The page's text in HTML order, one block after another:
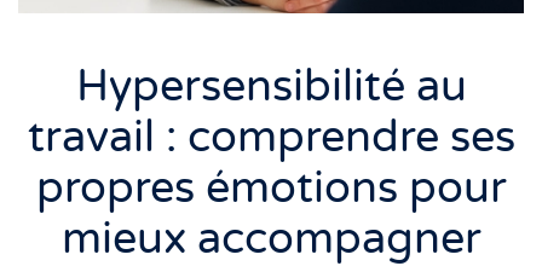
Hypersensibilité au
travail : comprendre ses
propres émotions pour
mieux accompagner